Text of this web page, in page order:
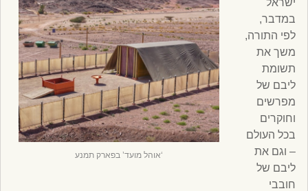
‘אוהל מועד’ בפארק תמנע
ישראל
במדבר,
לפי התורה,
משך את
תשומת
ליבם של
מפרשים
וחוקרים
בכל העולם
– וגם את
ליבם של
חובבי